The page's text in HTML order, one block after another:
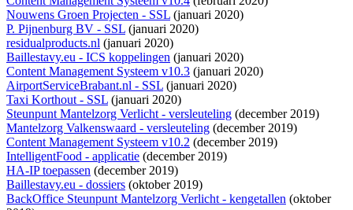
Nouwens Groen Projecten - SSL (januari 2020)
P. Pijnenburg BV - SSL (januari 2020)
residualproducts.nl (januari 2020)
Baillestavy.eu - ICS koppelingen (januari 2020)
Content Management Systeem v10.3 (januari 2020)
AirportServiceBrabant.nl - SSL (januari 2020)
Taxi Korthout - SSL (januari 2020)
Steunpunt Mantelzorg Verlicht - versleuteling (december 2019)
Mantelzorg Valkenswaard - versleuteling (december 2019)
Content Management Systeem v10.2 (december 2019)
IntelligentFood - applicatie (december 2019)
HA-IP toepassen (december 2019)
Baillestavy.eu - dossiers (oktober 2019)
BackOffice Steunpunt Mantelzorg Verlicht - kengetallen (oktober